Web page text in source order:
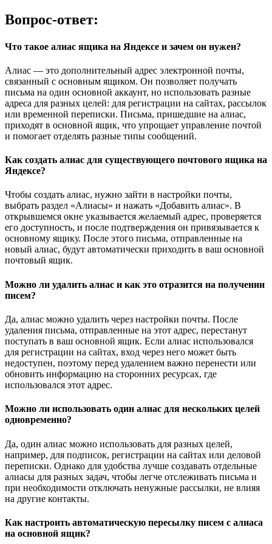
Вопрос-ответ:
Что такое алиас ящика на Яндексе и зачем он нужен?
Алиас — это дополнительный адрес электронной почты,
связанный с основным ящиком. Он позволяет получать
письма на один основной аккаунт, но использовать разные
адреса для разных целей: для регистрации на сайтах, рассылок
или временной переписки. Письма, пришедшие на алиас,
приходят в основной ящик, что упрощает управление почтой
и помогает отделять разные типы сообщений.
Как создать алиас для существующего почтового ящика на
Яндексе?
Чтобы создать алиас, нужно зайти в настройки почты,
выбрать раздел «Алиасы» и нажать «Добавить алиас». В
открывшемся окне указывается желаемый адрес, проверяется
его доступность, и после подтверждения он привязывается к
основному ящику. После этого письма, отправленные на
новый алиас, будут автоматически приходить в ваш основной
почтовый ящик.
Можно ли удалить алиас и как это отразится на получении
писем?
Да, алиас можно удалить через настройки почты. После
удаления письма, отправленные на этот адрес, перестанут
поступать в ваш основной ящик. Если алиас использовался
для регистрации на сайтах, вход через него может быть
недоступен, поэтому перед удалением важно перенести или
обновить информацию на сторонних ресурсах, где
использовался этот адрес.
Можно ли использовать один алиас для нескольких целей
одновременно?
Да, один алиас можно использовать для разных целей,
например, для подписок, регистрации на сайтах или деловой
переписки. Однако для удобства лучше создавать отдельные
алиасы для разных задач, чтобы легче отслеживать письма и
при необходимости отключать ненужные рассылки, не влияя
на другие контакты.
Как настроить автоматическую пересылку писем с алиаса
на основной ящик?